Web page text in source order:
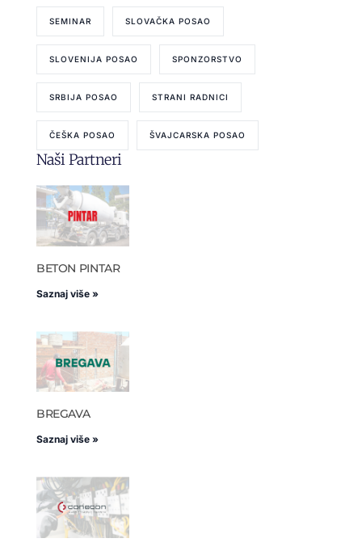
SEMINAR SLOVAČKA POSAO
SLOVENIJA POSAO SPONZORSTVO
SRBIJA POSAO STRANI RADNICI
ČEŠKA POSAO ŠVAJCARSKA POSAO
Naši Partneri
BETON PINTAR
Saznaj više »
BREGAVA
Saznaj više »